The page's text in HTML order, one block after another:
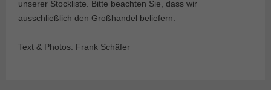
unserer Stockliste. Bitte beachten Sie, dass wir
ausschließlich den Großhandel beliefern.
Text & Photos: Frank Schäfer